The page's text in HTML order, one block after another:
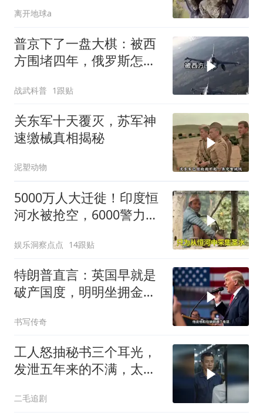
离开地球a
普京下了一盘大棋：被西
方围堵四年，俄罗斯怎么
战武科普 1跟贴
关东军十天覆灭，苏军神
速缴械真相揭秘
泥塑动物
5000万人大迁徙！印度恒
河水被抢空，6000警力全
娱乐洞察点点 14跟贴
特朗普直言：英国早就是
破产国度，明明坐拥金
书写传奇
工人怒抽秘书三个耳光，
发泄五年来的不满，太解
二毛追剧